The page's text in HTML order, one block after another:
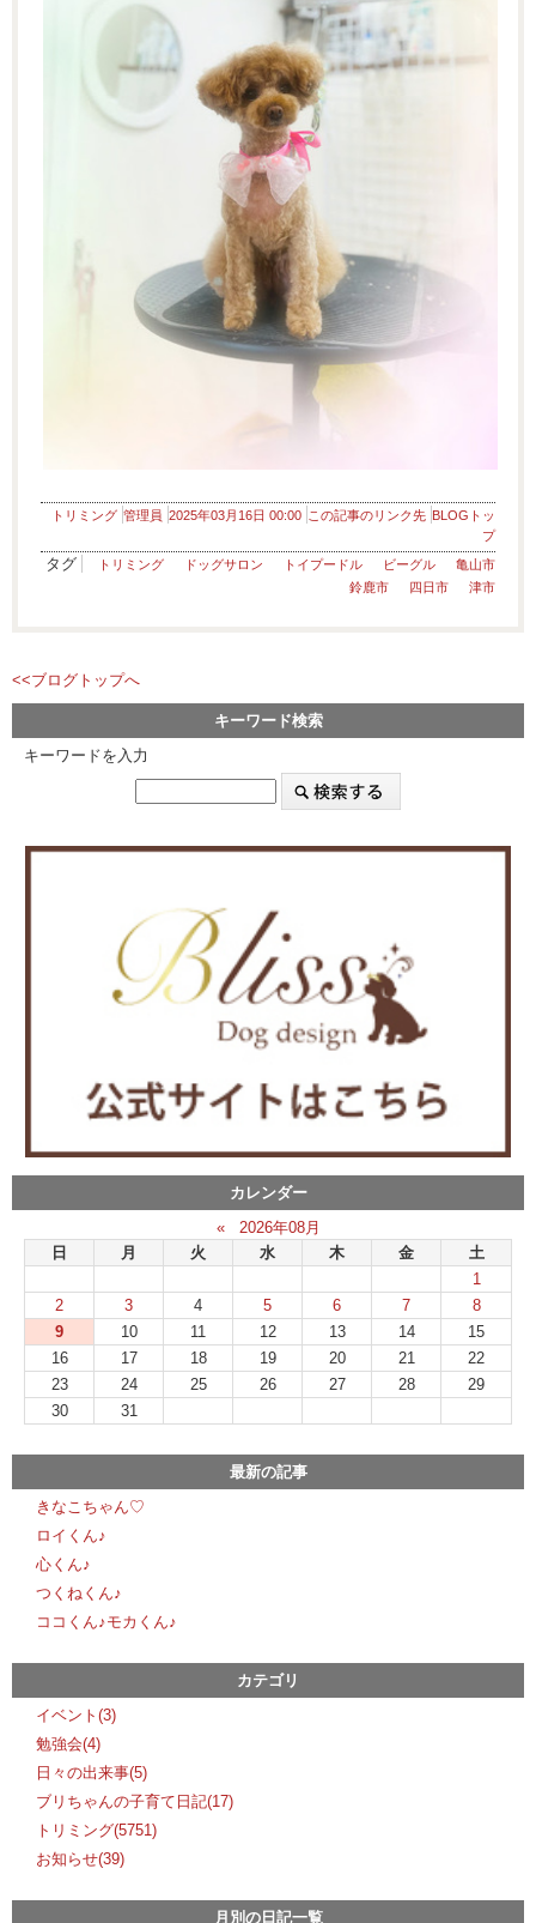
トリミング 管理員 2025年03月16日 00:00 この記事のリンク先 BLOGトッ
プ
タグ トリミング ドッグサロン トイプードル ビーグル
亀山市
鈴鹿市
四日市 津市
<<ブログトップへ
キーワード検索
キーワードを入力
カレンダー
«
2026年08月
日
月 火 水 木 金
土
1
2
3 4 5 6 7
8
9
10 11 12 13 14
15
16
17 18 19 20 21
22
23
24 25 26 27 28
29
30
31
最新の記事
きなこちゃん♡
ロイくん♪
心くん♪
つくねくん♪
ココくん♪モカくん♪
カテゴリ
イベント(3)
勉強会(4)
日々の出来事(5)
ブリちゃんの子育て日記(17)
トリミング(5751)
お知らせ(39)
月別の日記一覧